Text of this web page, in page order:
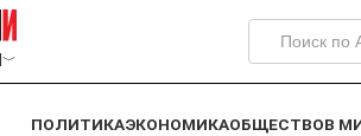
﹀
ПОЛИТИКАЭКОНОМИКАОБЩЕСТВОВ